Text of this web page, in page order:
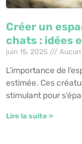
Créer un
chats : idées
juin 15, 2025
L’importance de
estimée. Ces
stimulant pour
Lire la suite »